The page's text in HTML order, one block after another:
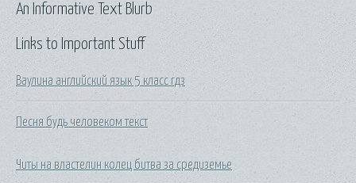
Links to Important Stuff
Ваулина английский язык 5 класс гдз
Песня будь человеком текст
Читы на властелин колец битва за средиземье
An Informative Text Blurb